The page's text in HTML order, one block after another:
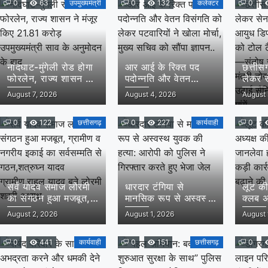
0 63 उपमुख्यमंत्री
नांदघाट-मुंगेली रोड होगा
फोरलेन, राज्य शासन ने
मंजूर किए 21.81 करोड़
उपमुख्यमंत्री साव के
August 7, 2026
0 132 कलेक्टर
आर आई के रिक्त पद
पदोन्नति और वेतन
विसंगति को लेकर
पटवारियों ने खोला मोर्चा,
ज्ञापन..
August 4, 2026
0
लेकर
और
संतोष
राज्य
समक्ष
की
August
0 122 छत्तीसगढ़
सर्व यादव समाज लोरमी
का संगठन हुआ मजबूत,
ग्रामीण व नगरीय इकाई
का सर्वसम्मति से
ग्रामीण,राहुल यादव बने
लोरमी शहरी अध्यक्ष
August 2, 2026
0 227 कार्यवाही
धारदार टंगिया से
मानसिक रूप से अस्वस्थ
युवक की हत्या: आरोपी
को पुलिस ने गिरफ्तार
August 1, 2026
0
लूट
क्लब
बढ़ाने
August
0 441 कार्यवाही 0 151 छत्तीसगढ़ 0